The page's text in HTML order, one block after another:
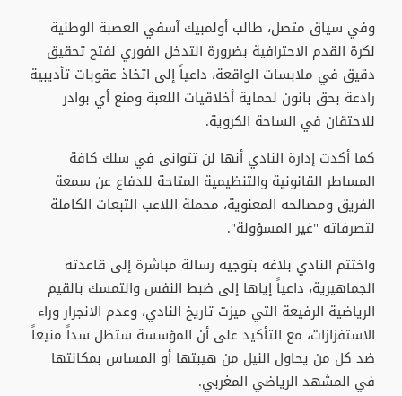
وفي سياق متصل، طالب أولمبيك آسفي العصبة الوطنية
لكرة القدم الاحترافية بضرورة التدخل الفوري لفتح تحقيق
دقيق في ملابسات الواقعة، داعياً إلى اتخاذ عقوبات تأديبية
رادعة بحق بانون لحماية أخلاقيات اللعبة ومنع أي بوادر
للاحتقان في الساحة الكروية.
كما أكدت إدارة النادي أنها لن تتوانى في سلك كافة
المساطر القانونية والتنظيمية المتاحة للدفاع عن سمعة
الفريق ومصالحه المعنوية، محملة اللاعب التبعات الكاملة
لتصرفاته "غير المسؤولة".
واختتم النادي بلاغه بتوجيه رسالة مباشرة إلى قاعدته
الجماهيرية، داعياً إياها إلى ضبط النفس والتمسك بالقيم
الرياضية الرفيعة التي ميزت تاريخ النادي، وعدم الانجرار وراء
الاستفزازات، مع التأكيد على أن المؤسسة ستظل سداً منيعاً
ضد كل من يحاول النيل من هيبتها أو المساس بمكانتها
في المشهد الرياضي المغربي.